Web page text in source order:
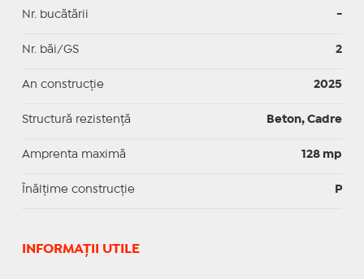
Nr. bucătării -
Nr. băi/GS 2
An construcție 2025
Structură rezistență Beton, Cadre
Amprenta maximă 128 mp
Înălțime construcție P
INFORMAŢII UTILE